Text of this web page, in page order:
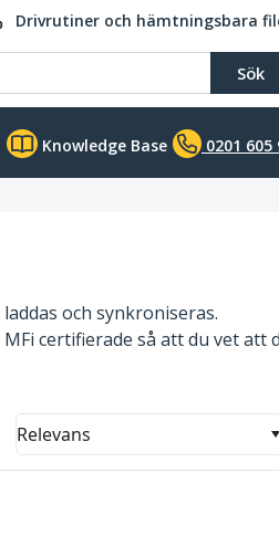
Drivrutiner och hämtningsbara
Sök
Knowledge Base 0201 605
och synkroniseras.
certifierade så att du vet att
Relevans